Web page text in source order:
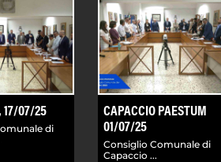
17/07/25
di
CAPACCIO PAESTUM
01/07/25
Consiglio Comunale di
Capaccio ...